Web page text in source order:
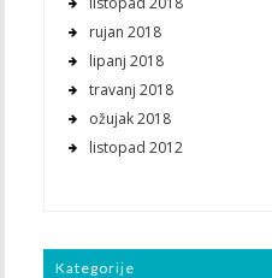
rujan 2018
lipanj 2018
travanj 2018
ožujak 2018
listopad 2012
Kategorije